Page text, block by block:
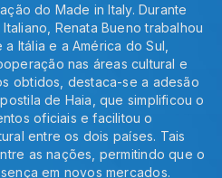
do Made in Italy. Durante
Renata Bueno trabalhou
Itália e a América do Sul,
nas áreas cultural e
obtidos, destaca-se a adesão
de Haia, que simplificou o
oficiais e facilitou o
entre os dois países. Tais
as nações, permitindo que o
em novos mercados.